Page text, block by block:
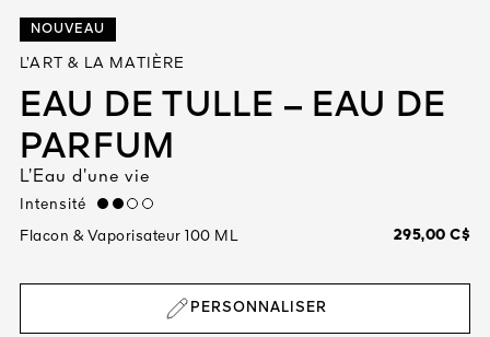
NOUVEAU
L’ART & LA MATIÈRE
EAU DE TULLE – EAU DE
PARFUM
L’Eau d’une vie
Intensité medium
Flacon & Vaporisateur 100 ML 295,00 C$
PERSONNALISER